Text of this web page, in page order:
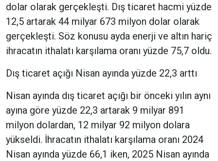
dolar olarak gerçekleşti. Dış ticaret hacmi yüzde
12,5 artarak 44 milyar 673 milyon dolar olarak
gerçekleşti. Söz konusu ayda enerji ve altın hariç
ihracatın ithalatı karşılama oranı yüzde 75,7 oldu.
Dış ticaret açığı Nisan ayında yüzde 22,3 arttı
Nisan ayında dış ticaret açığı bir önceki yılın aynı
ayına göre yüzde 22,3 artarak 9 milyar 891
milyon dolardan, 12 milyar 92 milyon dolara
yükseldi. İhracatın ithalatı karşılama oranı 2024
Nisan ayında yüzde 66,1 iken, 2025 Nisan ayında